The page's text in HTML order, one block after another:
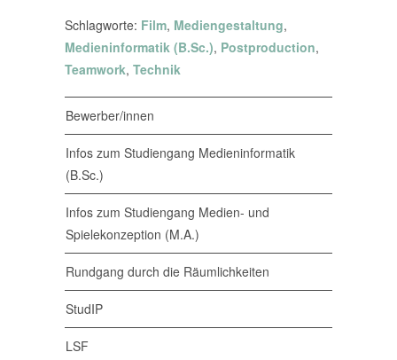
Schlagworte: Film, Mediengestaltung,
Medieninformatik (B.Sc.), Postproduction,
Teamwork, Technik
Bewerber/innen
Infos zum Studiengang Medieninformatik
(B.Sc.)
Infos zum Studiengang Medien- und
Spielekonzeption (M.A.)
Rundgang durch die Räumlichkeiten
StudIP
LSF